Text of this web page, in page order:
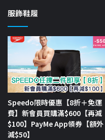
服飾鞋履
Speedo限時優惠【8折＋免運
費】新會員買購滿$600【再減
$100】PayMe App領券【額外
減$50】